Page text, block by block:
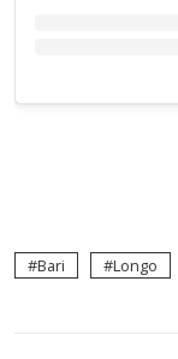
Bari Longo